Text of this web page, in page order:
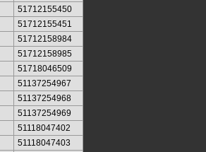
51712155450
51712155451
51712158984
51712158985
51718046509
51137254967
51137254968
51137254969
51118047402
51118047403